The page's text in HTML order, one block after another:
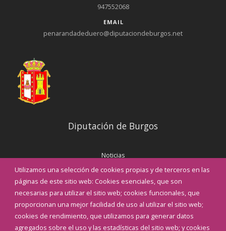
Utilizamos una selección de cookies propias y de terceros en las
páginas de este sitio web: Cookies esenciales, que son
necesarias para utilizar el sitio web; cookies funcionales, que
proporcionan una mejor facilidad de uso al utilizar el sitio web;
cookies de rendimiento, que utilizamos para generar datos
agregados sobre el uso y las estadísticas del sitio web; y cookies
947552068
EMAIL
penarandadeduero@diputaciondeburgos.net
Diputación de Burgos
Noticias
Eventos
Corporación Municipal
Teléfonos de interés
INICIAR SESIÓN
MAPA WEB